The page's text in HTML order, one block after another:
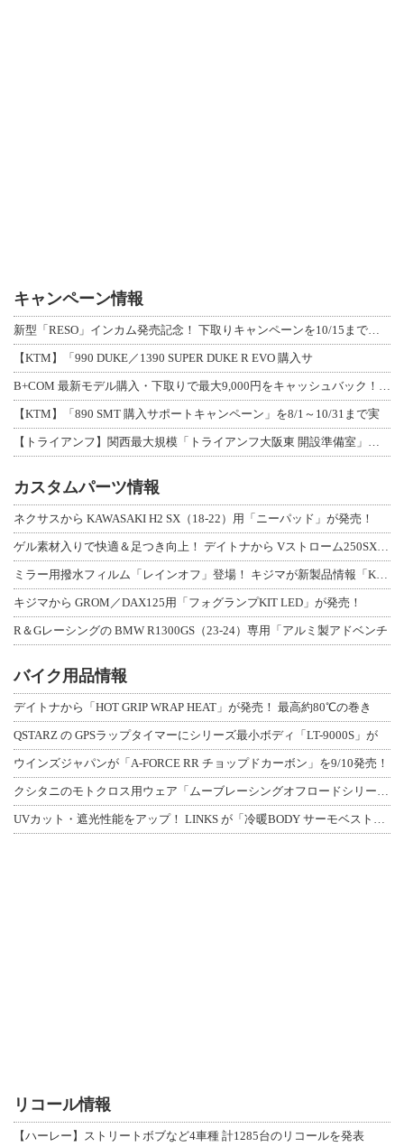
キャンペーン情報
【KTM】「990 DUKE／1390 SUPER DUKE R EVO 購入サ
【KTM】「890 SMT 購入サポートキャンペーン」を8/1～10/31まで実
カスタムパーツ情報
ネクサスから KAWASAKI H2 SX（18-22）用「ニーパッド」が発売！
キジマから GROM／DAX125用「フォグランプKIT LED」が発売！
R＆Gレーシングの BMW R1300GS（23-24）専用「アルミ製アドベンチ
バイク用品情報
デイトナから「HOT GRIP WRAP HEAT」が発売！ 最高約80℃の巻き
QSTARZ の GPSラップタイマーにシリーズ最小ボディ「LT-9000S」が
ウインズジャパンが「A-FORCE RR チョップドカーボン」を9/10発売！
リコール情報
【ハーレー】ストリートボブなど4車種 計1285台のリコールを発表